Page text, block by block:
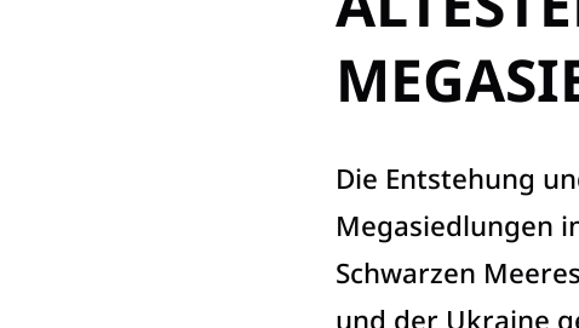
Die Entstehung
Megasiedlungen
Schwarzen
und der Ukraine